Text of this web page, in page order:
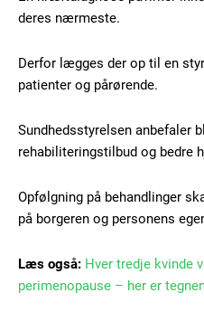
Orci varius natoque dolor
100DKK
deres nærmeste.
Derfor lægges der op til en
patienter og pårørende.
Sundhedsstyrelsen anbefaler
rehabiliteringstilbud og bedre
Opfølgning på behandlinger
på borgeren og personens
Læs også: Hver tredje kvinde
perimenopause – her er